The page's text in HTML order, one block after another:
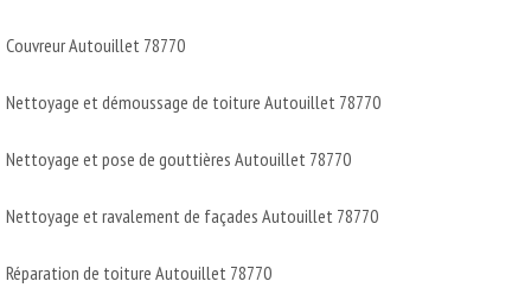
Couvreur Autouillet 78770
Nettoyage et démoussage de toiture Autouillet 78770
Nettoyage et pose de gouttières Autouillet 78770
Nettoyage et ravalement de façades Autouillet 78770
Réparation de toiture Autouillet 78770